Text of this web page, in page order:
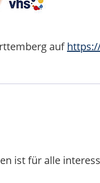
auf
ist für alle